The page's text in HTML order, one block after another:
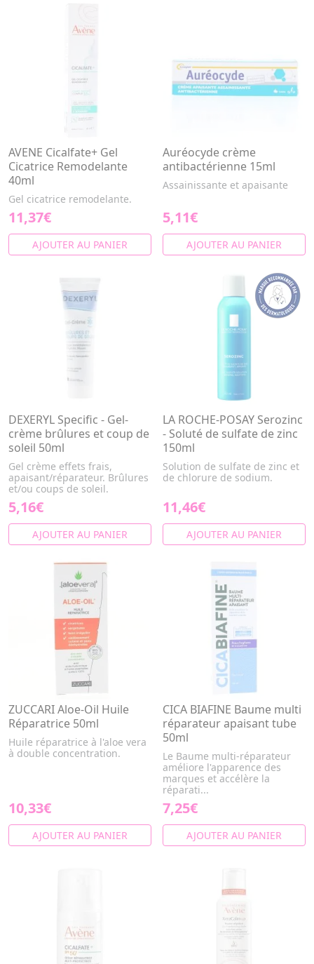
AVENE Cicalfate+ Gel
Cicatrice Remodelante
40ml
Gel cicatrice remodelante.
11,37€
AJOUTER AU PANIER
Auréocyde crème
antibactérienne 15ml
Assainissante et apaisante
5,11€
AJOUTER AU PANIER
DEXERYL Specific - Gel-
crème brûlures et coup de
soleil 50ml
Gel crème effets frais,
apaisant/réparateur. Brûlures
et/ou coups de soleil.
5,16€
AJOUTER AU PANIER
LA ROCHE-POSAY Serozinc
- Soluté de sulfate de zinc
150ml
Solution de sulfate de zinc et
de chlorure de sodium.
11,46€
AJOUTER AU PANIER
ZUCCARI Aloe-Oil Huile
Réparatrice 50ml
Huile réparatrice à l'aloe vera
à double concentration.
10,33€
AJOUTER AU PANIER
CICA BIAFINE Baume multi
réparateur apaisant tube
50ml
Le Baume multi-réparateur
améliore l'apparence des
marques et accélère la
réparati...
7,25€
AJOUTER AU PANIER